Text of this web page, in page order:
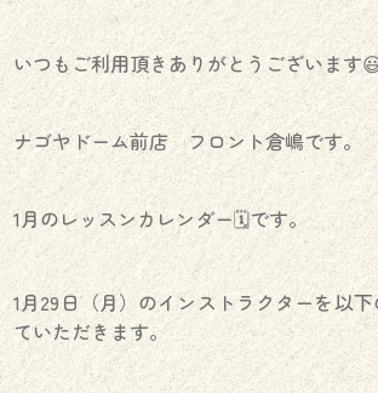
いつもご利用頂きありがとうございます
ナゴヤドーム前店 フロント倉嶋です。
1月のレッスンカレンダー🗓️です。
1月29日（月）のインストラクターを以
ていただきます。